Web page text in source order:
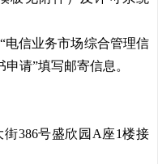
电信业务市场综合管理信
请”填写邮寄信息。
386号盛欣园A座1楼接